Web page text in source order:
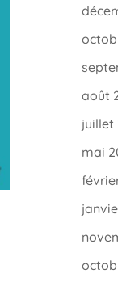
août
juillet
mai